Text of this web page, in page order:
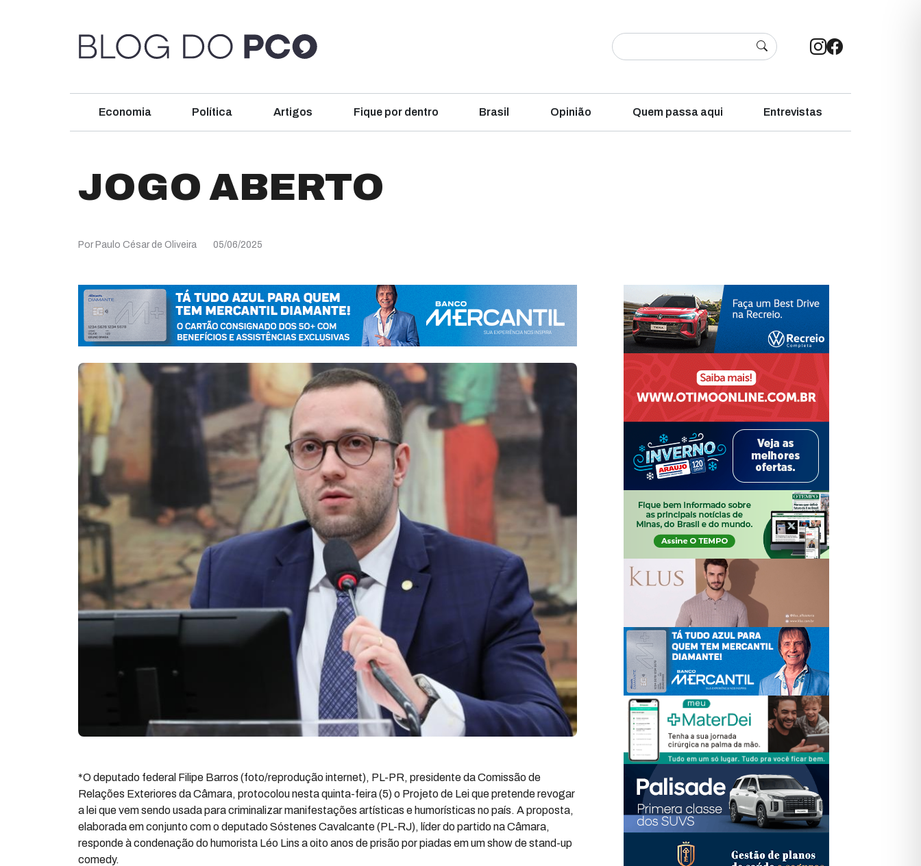
Economia Política Artigos Fique por dentro Brasil Opinião Quem passa aqui Entrevistas
JOGO ABERTO
Por Paulo César de Oliveira 05/06/2025
*O deputado federal Filipe Barros (foto/reprodução internet), PL-PR, presidente da Comissão de
Relações Exteriores da Câmara, protocolou nesta quinta-feira (5) o Projeto de Lei que pretende revogar
a lei que vem sendo usada para criminalizar manifestações artísticas e humorísticas no país. A proposta,
elaborada em conjunto com o deputado Sóstenes Cavalcante (PL-RJ), líder do partido na Câmara,
responde à condenação do humorista Léo Lins a oito anos de prisão por piadas em um show de stand-up
comedy.